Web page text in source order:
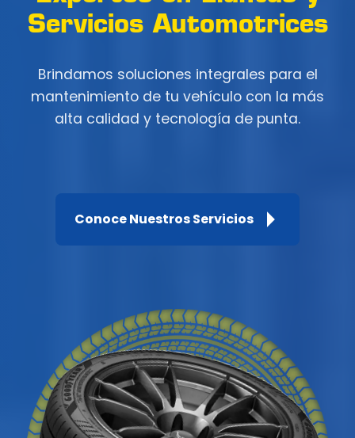
Servicios Automotrices
Brindamos soluciones integrales para el
mantenimiento de tu vehículo con la más
alta calidad y tecnología de punta.
Conoce Nuestros Servicios